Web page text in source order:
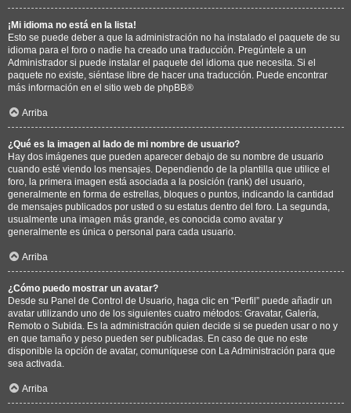
¡Mi idioma no está en la lista!
Esto se puede deber a que la administración no ha instalado el paquete de su
idioma para el foro o nadie ha creado una traducción. Pregúntele a un
Administrador si puede instalar el paquete del idioma que necesita. Si el
paquete no existe, siéntase libre de hacer una traducción. Puede encontrar
más información en el sitio web de phpBB®
Arriba
¿Qué es la imagen al lado de mi nombre de usuario?
Hay dos imágenes que pueden aparecer debajo de su nombre de usuario
cuando esté viendo los mensajes. Dependiendo de la plantilla que utilice el
foro, la primera imagen está asociada a la posición (rank) del usuario,
generalmente en forma de estrellas, bloques o puntos, indicando la cantidad
de mensajes publicados por usted o su estatus dentro del foro. La segunda,
usualmente una imagen más grande, es conocida como avatar y
generalmente es única o personal para cada usuario.
Arriba
¿Cómo puedo mostrar un avatar?
Desde su Panel de Control de Usuario, haga clic en “Perfil” puede añadir un
avatar utilizando uno de los siguientes cuatro métodos: Gravatar, Galería,
Remoto o Subida. Es la administración quien decide si se pueden usar o no y
en que tamaño y peso pueden ser publicadas. En caso de que no este
disponible la opción de avatar, comuníquese con La Administración para que
sea activada.
Arriba